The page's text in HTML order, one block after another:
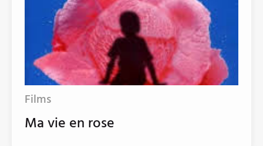
Films
Ma vie en rose